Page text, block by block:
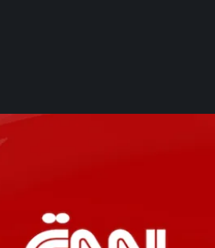
يحاول مجددًا الحد من سياحة الولادة ومنح
من هي.. تفاعل ومشاهدات مليونية لصلاح مع
الزمالك يتخلص من «أكبر عصابة» في الكرة
التي أشعلت فتيل عبور سبتة الجماعي بعد